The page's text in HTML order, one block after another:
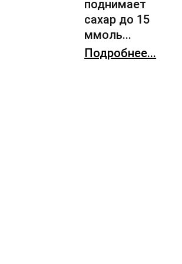
поднимает
сахар до 15
ммоль...
Подробнее...